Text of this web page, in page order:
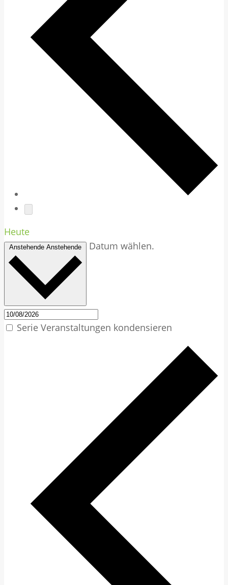
Heute
Anstehende Anstehende Datum wählen.
Serie Veranstaltungen kondensieren